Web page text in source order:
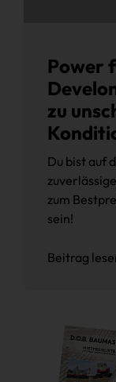
Power
zu
Du bist auf
zum
sein!
Beitrag